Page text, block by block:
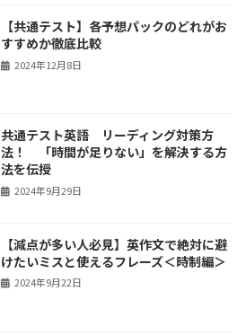
【共通テスト】各予想パックのどれがお
すすめか徹底比較
2024年12月8日
共通テスト英語 リーディング対策方
法！ 「時間が足りない」を解決する方
法を伝授
2024年9月29日
【減点が多い人必見】英作文で絶対に避
けたいミスと使えるフレーズ＜時制編＞
2024年9月22日